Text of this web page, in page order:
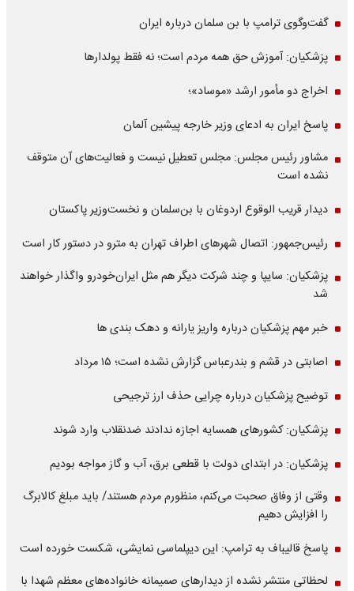
گفت‌وگوی ترامپ با بن سلمان درباره ایران
پزشکیان: آموزش حق همه مردم است؛ نه فقط پولدارها
اخراج دو مأمور ارشد «موساد»؛
پاسخ ایران به ادعای وزیر خارجه پیشین آلمان
مشاور رئیس مجلس: مجلس تعطیل نیست و فعالیت‌های آن متوقف
نشده است
دیدار قریب الوقوع اردوغان با بن‌سلمان و نخست‌وزیر پاکستان
رئیس‌جمهور: اتصال شهرهای اطراف تهران به مترو در دستور کار است
پزشکیان: سایپا و چند شرکت دیگر هم مثل ایران‌خودرو واگذار خواهند
شد
خبر مهم پزشکیان درباره واریز یارانه و دهک بندی ها
اصابتی در قشم و بندرعباس گزارش نشده است؛ ۱۵ مرداد
توضیح پزشکیان درباره چرایی حذف ارز ترجیحی
پزشکیان: کشورهای همسایه اجازه ندادند ضدنقلاب وارد شوند
پزشکیان: در ابتدای دولت با قطعی برق، آب و گاز مواجه بودیم
وقتی از وفاق صحبت می‌کنم، منظورم مردم هستند/ باید مبلغ کالابرگ
را افزایش دهیم
پاسخ قالیباف به ترامپ: این دیپلماسی نمایشی، شکست خورده است
لحظاتی منتشر نشده از دیدارهای صمیمانه خانواده‌های معظم شهدا با